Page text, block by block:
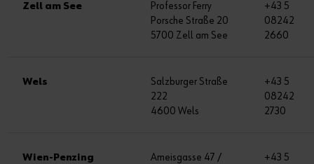
Zell am See
Professor Ferry
Porsche Straße 20
5700 Zell am See
+43 5
08242
2660
Wels
Salzburger Straße
222
4600 Wels
+43 5
08242
2730
Wien-Penzing
Ameisgasse 47 /
+43 5